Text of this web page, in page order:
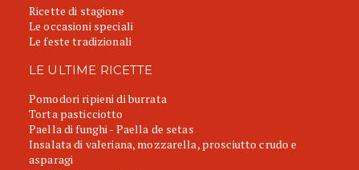
Ricette di stagione
Le occasioni speciali
Le feste tradizionali
LE ULTIME RICETTE
Pomodori ripieni di burrata
Torta pasticciotto
Paella di funghi - Paella de setas
Insalata di valeriana, mozzarella, prosciutto crudo e
asparagi